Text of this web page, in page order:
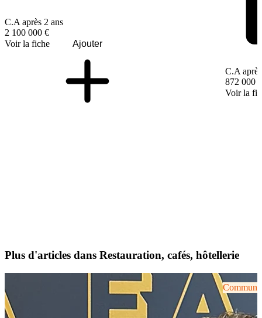
C.A après 2 ans
2 100 000 €
Voir la fiche
Ajouter
C.A
872 000 €
Voir la
Plus d'articles dans Restauration, cafés, hôtellerie